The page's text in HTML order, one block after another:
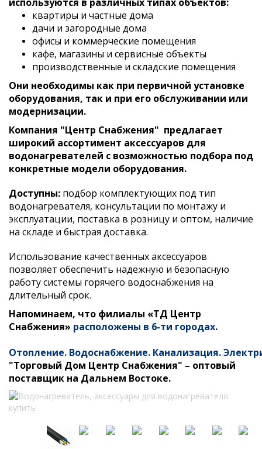
квартиры и частные дома
дачи и загородные дома
офисы и коммерческие помещения
кафе, магазины и сервисные объекты
производственные и складские помещения
Они необходимы как при первичной установке
оборудования, так и при его обслуживании или
модернизации.
Компания "Центр Снабжения" предлагает
широкий ассортимент аксессуаров для
водонагревателей с возможностью подбора под
конкретные модели оборудования.
Доступны: подбор комплектующих под тип
водонагревателя, консультации по монтажу и
эксплуатации, поставка в розницу и оптом, наличие
на складе и быстрая доставка.
Использование качественных аксессуаров
позволяет обеспечить надежную и безопасную
работу системы горячего водоснабжения на
длительный срок.
Напоминаем, что филиалы «ТД Центр
Снабжения» расположены в 6-ти городах.
Отопление. Водоснабжение. Канализация.
"Торговый Дом Центр Снабжения" – оптовый
поставщик на Дальнем Востоке.